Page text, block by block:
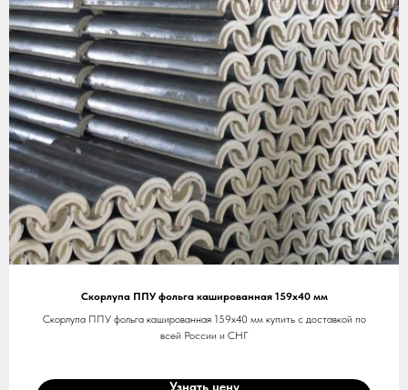
Скорлупа ППУ фольга кашированная 159х40 мм
Скорлупа ППУ фольга кашированная 159х40 мм купить с доставкой по
всей России и СНГ
Узнать цену